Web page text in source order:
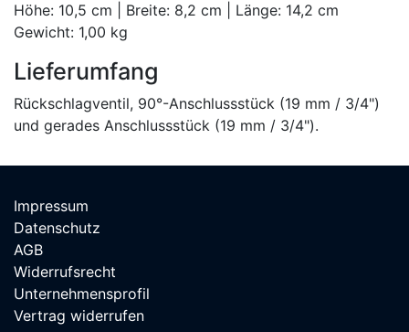
Höhe: 10,5 cm | Breite: 8,2 cm | Länge: 14,2 cm
Gewicht: 1,00 kg
Lieferumfang
Rückschlagventil, 90°-Anschlussstück (19 mm / 3/4")
und gerades Anschlussstück (19 mm / 3/4").
Impressum
Datenschutz
AGB
Widerrufsrecht
Unternehmensprofil
Vertrag widerrufen